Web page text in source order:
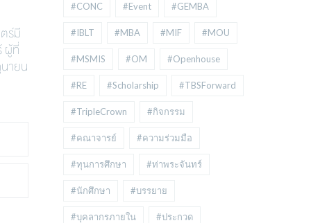
ร์มี
ผู้ที่
ายน
#CONC #Event #GEMBA
#IBLT #MBA #MIF #MOU
#MSMIS #OM #Openhouse
#RE #Scholarship #TBSForward
#TripleCrown #กิจกรรม
#คณาจารย์ #ความร่วมมือ
#ทุนการศึกษา #ท่าพระจันทร์
#นักศึกษา #บรรยาย
#บุคลากรภายใน #ประกวด